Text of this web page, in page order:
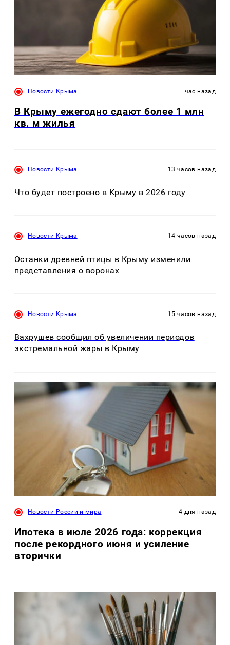
Новости Крыма час назад
В Крыму ежегодно сдают более 1 млн
кв. м жилья
Новости Крыма 13 часов назад
Что будет построено в Крыму в 2026 году
Новости Крыма 14 часов назад
Останки древней птицы в Крыму изменили
представления о воронах
Новости Крыма 15 часов назад
Вахрушев сообщил об увеличении периодов
экстремальной жары в Крыму
Новости России и мира 4 дня назад
Ипотека в июле 2026 года: коррекция
после рекордного июня и усиление
вторички